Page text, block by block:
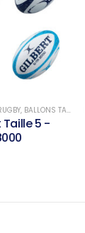
3, BALLONS TAILLE 4
, BALLONS TAILLE 5
5 -